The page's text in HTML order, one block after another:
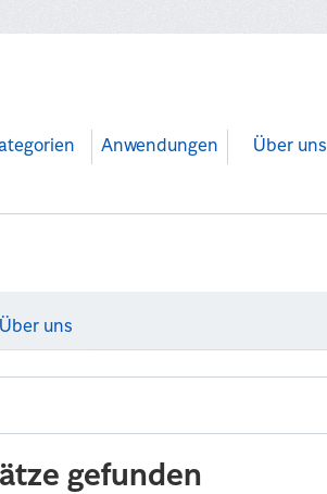
Anwendungen Über uns
Über uns
gefunden